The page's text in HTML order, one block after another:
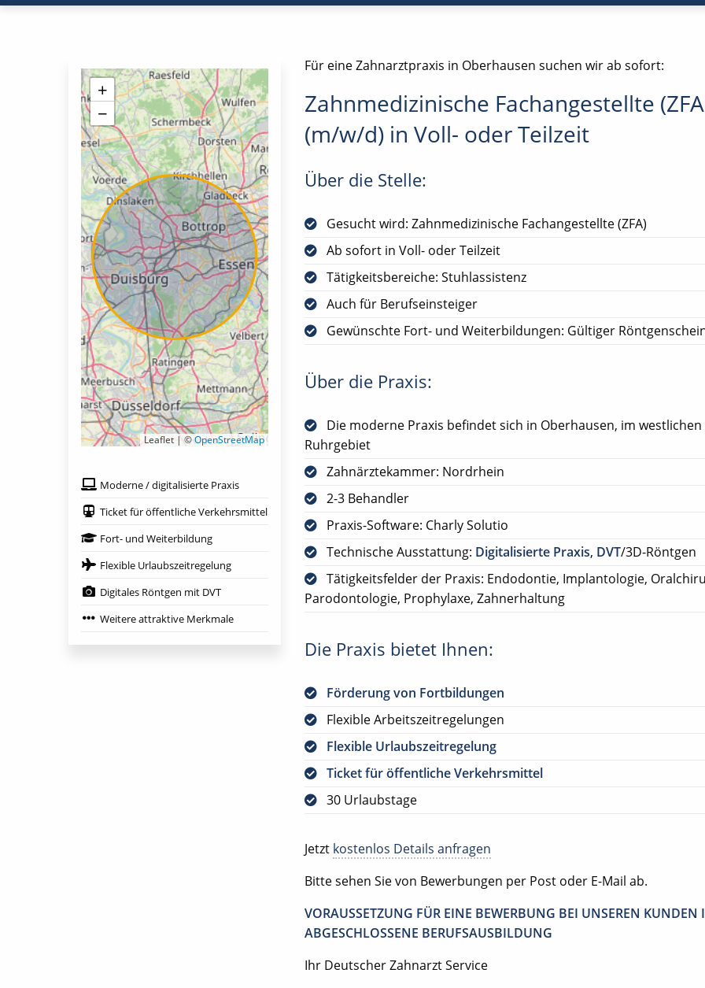
Für eine Zahnarztpraxis in Oberhausen suchen wir ab sofort:
Zahnmedizinische Fachangestellte
(m/w/d) in Voll- oder Teilzeit
Über die Stelle:
Gesucht wird: Zahnmedizinische Fachangestellte (ZFA)
Ab sofort in Voll- oder Teilzeit
Tätigkeitsbereiche: Stuhlassistenz
Auch für Berufseinsteiger
Gewünschte Fort- und Weiterbildungen: Gültiger
Über die Praxis:
Die moderne Praxis befindet sich in Oberhausen, im westlichen
Ruhrgebiet
Zahnärztekammer: Nordrhein
2-3 Behandler
Praxis-Software: Charly Solutio
Technische Ausstattung: Digitalisierte Praxis, DVT/3D-Röntgen
Tätigkeitsfelder der Praxis: Endodontie, Implantologie,
Parodontologie, Prophylaxe, Zahnerhaltung
Die Praxis bietet Ihnen:
Förderung von Fortbildungen
Flexible Arbeitszeitregelungen
Flexible Urlaubszeitregelung
Ticket für öffentliche Verkehrsmittel
30 Urlaubstage
Jetzt kostenlos Details anfragen
Bitte sehen Sie von Bewerbungen per Post oder E-Mail ab.
VORAUSSETZUNG FÜR EINE BEWERBUNG BEI UNSEREN KUNDEN
ABGESCHLOSSENE BERUFSAUSBILDUNG
Ihr Deutscher Zahnarzt Service
+
−
Leaflet | ©OpenStreetMap
Moderne / digitalisierte Praxis
Ticket für öffentliche Verkehrsmittel
Fort- und Weiterbildung
Flexible Urlaubszeitregelung
Digitales Röntgen mit DVT
Weitere attraktive Merkmale